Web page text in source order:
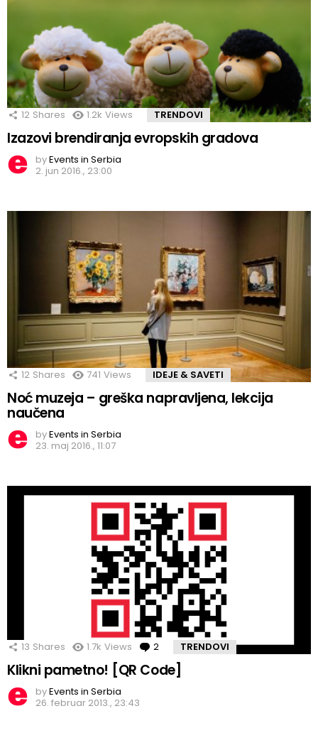
12 Shares 1.2k Views TRENDOVI
Izazovi brendiranja evropskih gradova
byEvents in Serbia
2. jun 2016., 23:00
12 Shares 741 Views IDEJE & SAVETI
Noć muzeja – greška napravljena, lekcija
naučena
byEvents in Serbia
23. maj 2016., 11:07
13 Shares 1.7k Views 2 Comments
TRENDOVI
Klikni pametno! [QR Code]
byEvents in Serbia
26. februar 2013., 23:43